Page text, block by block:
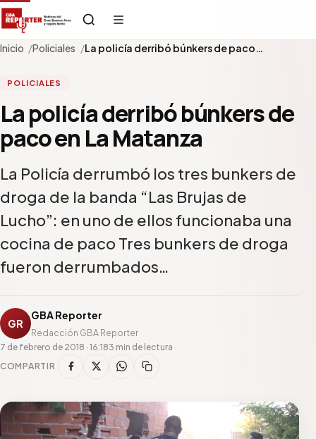
Inicio Policiales La policía derribó búnkers de paco…
POLICIALES
La policía derribó búnkers de
paco en La Matanza
La Policía derrumbó los tres bunkers de
droga de la banda “Las Brujas de
Lucho”: en uno de ellos funcionaba una
cocina de paco Tres bunkers de droga
fueron derrumbados…
GR
GBA Reporter
Redacción GBA Reporter
7 de febrero de 2018 · 16:183 min de lectura
COMPARTIR